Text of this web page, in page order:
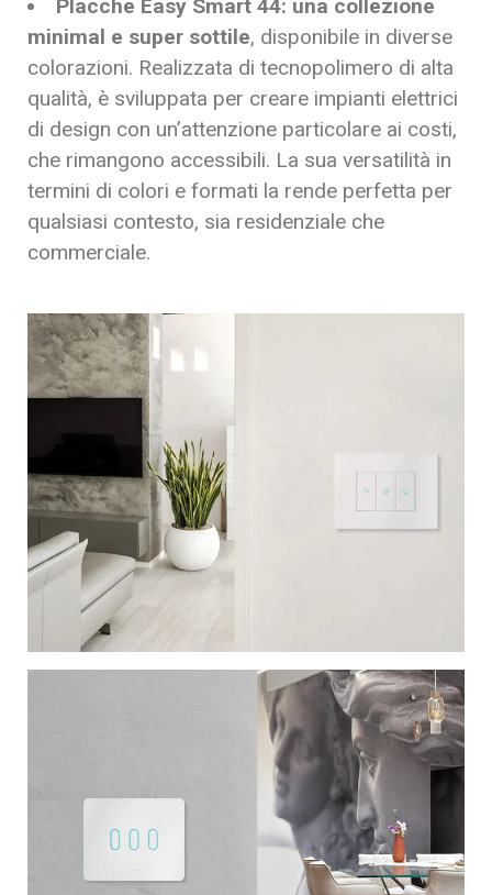
Placche Easy Smart 44: una collezione
minimal e super sottile, disponibile in diverse
colorazioni. Realizzata di tecnopolimero di alta
qualità, è sviluppata per creare impianti elettrici
di design con un’attenzione particolare ai costi,
che rimangono accessibili. La sua versatilità in
termini di colori e formati la rende perfetta per
qualsiasi contesto, sia residenziale che
commerciale.